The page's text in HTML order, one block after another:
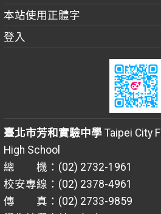
本站使用正體字
登入
臺北市芳和實驗中學Taipei City
High School
總 機：(02) 2732-1961
校安專線：(02) 2378-4961
傳 真：(02) 2733-9859